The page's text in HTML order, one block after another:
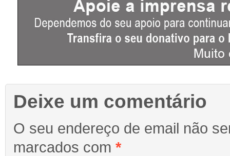
Deixe um comentário
O seu endereço de email não
marcados com *